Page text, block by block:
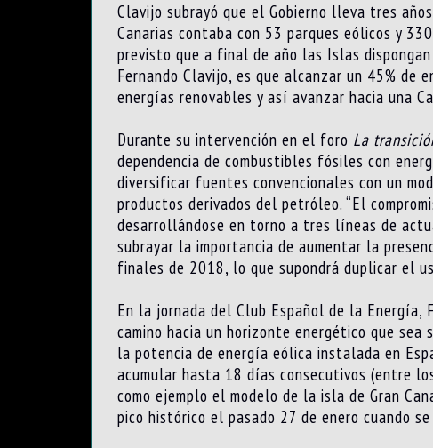
Clavijo subrayó que el Gobierno lleva tres
Canarias contaba con 53 parques eólicos y
previsto que a final de año las Islas
Fernando Clavijo, es que alcanzar un 45% de
energías renovables y así avanzar hacia una
Durante su intervención en el foro La
dependencia de combustibles fósiles con
diversificar fuentes convencionales con un
productos derivados del petróleo. “El
desarrollándose en torno a tres líneas de
subrayar la importancia de aumentar la
finales de 2018, lo que supondrá duplicar el
En la jornada del Club Español de la Energía,
camino hacia un horizonte energético que
la potencia de energía eólica instalada en
acumular hasta 18 días consecutivos (entre
como ejemplo el modelo de la isla de Gran
pico histórico el pasado 27 de enero cuando